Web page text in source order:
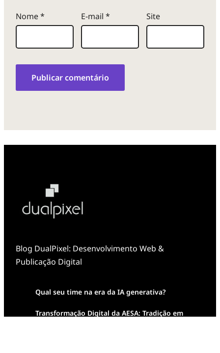
Nome* E-mail * Site
Blog DualPixel: Desenvolvimento Web &
Publicação Digital
Qual seu time na era da IA generativa?
Transformação Digital da AESA: Tradição em